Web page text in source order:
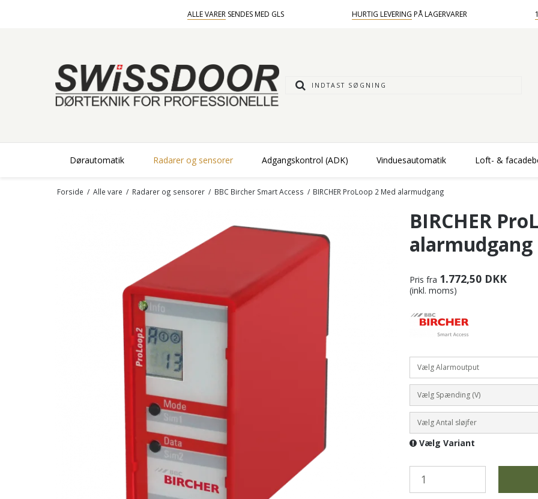
ALLE VARERSENDES MED GLS HURTIG LEVERING PÅ LAGERVARER
Dørautomatik Radarer og sensorer Adgangskontrol (ADK) Vinduesautomatik Loft- &
Forside / Alle vare / Radarer og sensorer / BBC Bircher Smart Access / BIRCHER ProLoop 2 Med alarmudgang
BIRCHER
alarmudgang
Pris fra 1.772,50 DKK
(inkl. moms)
Vælg Alarmoutput
Vælg Spænding (V)
Vælg Antal sløjfer
Vælg Variant